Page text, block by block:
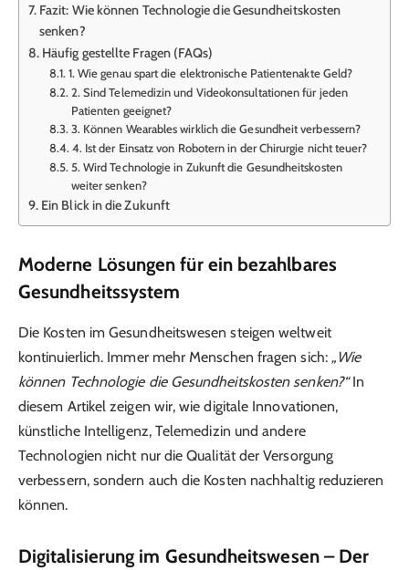
Fazit: Wie können Technologie die Gesundheitskosten
senken?
Häufig gestellte Fragen (FAQs)
1. Wie genau spart die elektronische Patientenakte Geld?
2. Sind Telemedizin und Videokonsultationen für jeden
Patienten geeignet?
3. Können Wearables wirklich die Gesundheit verbessern?
4. Ist der Einsatz von Robotern in der Chirurgie nicht teuer?
5. Wird Technologie in Zukunft die Gesundheitskosten
weiter senken?
Ein Blick in die Zukunft
Moderne Lösungen für ein bezahlbares
Gesundheitssystem
Die Kosten im Gesundheitswesen steigen weltweit
kontinuierlich. Immer mehr Menschen fragen sich: „Wie
können Technologie die Gesundheitskosten senken?“In
diesem Artikel zeigen wir, wie digitale Innovationen,
künstliche Intelligenz, Telemedizin und andere
Technologien nicht nur die Qualität der Versorgung
verbessern, sondern auch die Kosten nachhaltig reduzieren
können.
Digitalisierung im Gesundheitswesen – Der